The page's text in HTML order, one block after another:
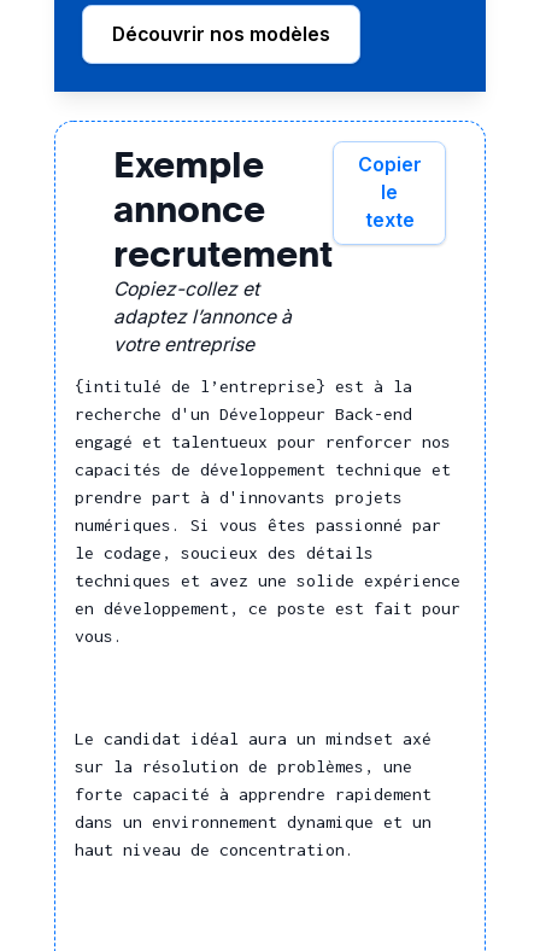
Intégrer des outils
IA/Data Science
Conception
Concevoir un
équipement selon ses
usages et contraintes
Maintenance,
Réparation
Réaliser un diagnostic
technique
Prévention des
risques
Déterminer des mesures
correctives
Gérer une situation
d'urgence
Surveiller le
un système de
cybersécurité
Gérer les risques de
cybersécurité
Basic
Cobol
Delphi
Fortran
HTML
Java
J2EE
J2ME
Langages de programmation
informatique
Pascal
Perl
Ruby
Script Shell
SQL
VB.NET
Découvrir nos modèles
Exemple
annonce
recrutement
Copiez-collez et
adaptez l’annonce à
votre entreprise
Copier
le
texte
{intitulé de l’entreprise} est à la
recherche d'un Développeur Back-end
engagé et talentueux pour renforcer nos
capacités de développement technique et
prendre part à d'innovants projets
numériques. Si vous êtes passionné par
le codage, soucieux des détails
techniques et avez une solide expérience
en développement, ce poste est fait pour
vous.
Le candidat idéal aura un mindset axé
sur la résolution de problèmes, une
forte capacité à apprendre rapidement
dans un environnement dynamique et un
haut niveau de concentration.